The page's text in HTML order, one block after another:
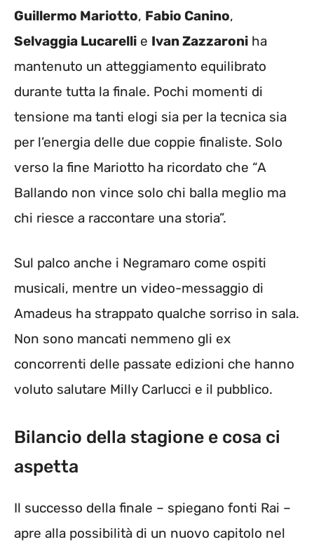
Guillermo Mariotto, Fabio Canino,
Selvaggia Lucarelli e Ivan Zazzaroni ha
mantenuto un atteggiamento equilibrato
durante tutta la finale. Pochi momenti di
tensione ma tanti elogi sia per la tecnica sia
per l’energia delle due coppie finaliste. Solo
verso la fine Mariotto ha ricordato che “A
Ballando non vince solo chi balla meglio ma
chi riesce a raccontare una storia”.
Sul palco anche i Negramaro come ospiti
musicali, mentre un video-messaggio di
Amadeus ha strappato qualche sorriso in sala.
Non sono mancati nemmeno gli ex
concorrenti delle passate edizioni che hanno
voluto salutare Milly Carlucci e il pubblico.
Bilancio della stagione e cosa ci
aspetta
Il successo della finale – spiegano fonti Rai –
apre alla possibilità di un nuovo capitolo nel